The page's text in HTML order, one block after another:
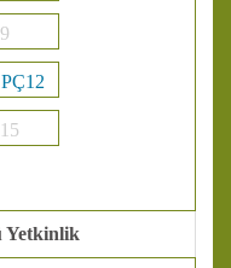
PÇ12
Yetkinlik